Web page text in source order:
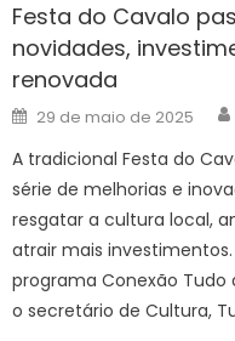
Festa do Cavalo
novidades,
renovada
Posted
on
29 de maio de 2025
A tradicional Festa do
série de melhorias e
resgatar a cultura local,
atrair mais
programa Conexão Tudo
o secretário de Cultura,